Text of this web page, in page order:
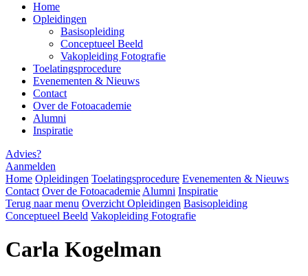
Home
Opleidingen
Basisopleiding
Conceptueel Beeld
Vakopleiding Fotografie
Toelatingsprocedure
Evenementen & Nieuws
Contact
Over de Fotoacademie
Alumni
Inspiratie
Advies?
Aanmelden
Home Opleidingen Toelatingsprocedure Evenementen & Nieuws
Contact Over de Fotoacademie Alumni Inspiratie
Terug naar menu Overzicht Opleidingen Basisopleiding
Conceptueel Beeld Vakopleiding Fotografie
Carla Kogelman